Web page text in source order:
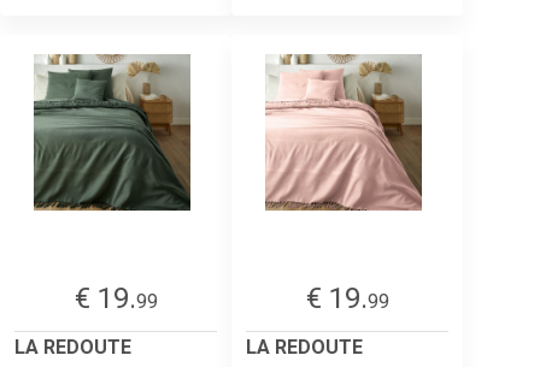
€ 19.99
LA REDOUTE
€ 19.99
LA REDOUTE